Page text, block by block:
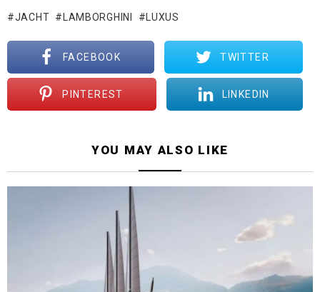
JACHT LAMBORGHINI LUXUS
FACEBOOK TWITTER
PINTEREST LINKEDIN
YOU MAY ALSO LIKE